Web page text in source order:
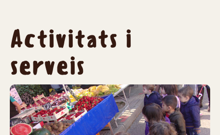
Activitats i
serveis